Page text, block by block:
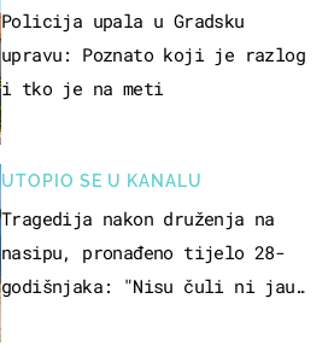
Policija upala u Gradsku
upravu: Poznato koji je razlog
i tko je na meti
UTOPIO SE U KANALU
Tragedija nakon druženja na
nasipu, pronađeno tijelo 28-
godišnjaka: "Nisu čuli ni jauk